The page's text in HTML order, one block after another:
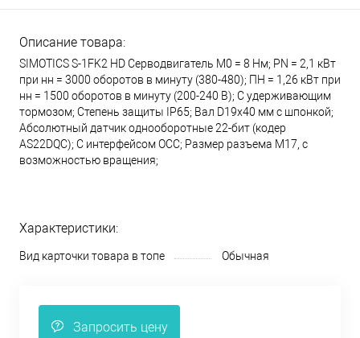
Описание товара:
SIMOTICS S-1FK2 HD Серводвигатель М0 = 8 Нм; PN = 2,1 кВт
при нн = 3000 оборотов в минуту (380-480); ПН = 1,26 кВт при
нн = 1500 оборотов в минуту (200-240 В); С удерживающим
тормозом; Степень защиты IP65; Вал D19x40 мм с шпонкой;
Абсолютный датчик однооборотные 22-бит (кодер
AS22DQC); С интерфейсом OCC; Размер разъема М17, с
возможностью вращения;
Характеристики:
Вид карточки товара в топе Обычная
Запросить цену